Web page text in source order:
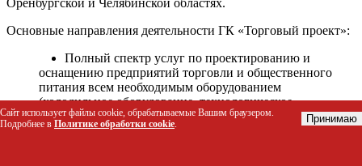
Оренбургской и Челябинской областях.
Основные направления деятельности ГК «Торговый проект»:
Полный спектр услуг по проектированию и
оснащению предприятий торговли и общественного
питания всем необходимым оборудованием
(холодильное оборудование, технологическое
оборудование, стеллажное оборудование и т.д.);
Автоматизация торговых процессов и внедрения
Сайт использует файлы cookie, обрабатываемые Вашим браузером.
Подробнее в Политике обработки cookie. Принимаю